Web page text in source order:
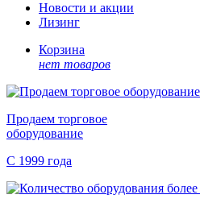
Новости и акции
Лизинг
Корзина
нет товаров
Продаем торговое
оборудование
С 1999 года